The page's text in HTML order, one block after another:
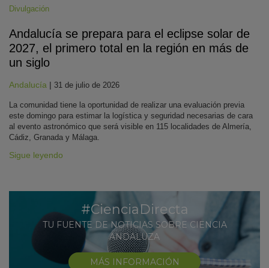
Divulgación
Andalucía se prepara para el eclipse solar de
2027, el primero total en la región en más de
un siglo
Andalucía | 31 de julio de 2026
La comunidad tiene la oportunidad de realizar una evaluación previa
este domingo para estimar la logística y seguridad necesarias de cara
al evento astronómico que será visible en 115 localidades de Almería,
Cádiz, Granada y Málaga.
Sigue leyendo
#CienciaDirecta
TU FUENTE DE NOTICIAS SOBRE CIENCIA
ANDALUZA
MÁS INFORMACIÓN